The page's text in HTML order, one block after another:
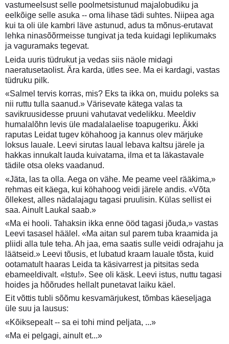
vastumeelsust selle poolmetsistunud majalobudiku ja
eelkõige selle asuka -- oma lihase tädi suhtes. Niipea aga
kui ta oli üle kambri läve astunud, adus ta mõnus-erutavat
lehka ninasõõrmeisse tungivat ja teda kuidagi leplikumaks
ja vaguramaks tegevat.
Leida uuris tüdrukut ja vedas siis näole midagi
naeratusetaolist. Ära karda, ütles see. Ma ei kardagi, vastas
tüdruku pilk.
«Salmel tervis korras, mis? Eks ta ikka on, muidu poleks sa
nii ruttu tulla saanud.» Värisevate kätega valas ta
savikruusidesse pruuni vahutavat vedelikku. Meeldiv
humalalõhn levis üle madalalaelise toapugeriku. Äkki
raputas Leidat tugev köhahoog ja kannus olev märjuke
loksus lauale. Leevi sirutas laual lebava kaltsu järele ja
hakkas innukalt lauda kuivatama, ilma et ta läkastavale
tädile otsa oleks vaadanud.
«Jäta, las ta olla. Aega on vähe. Me peame veel rääkima,»
rehmas eit käega, kui köhahoog veidi järele andis. «Võta
õllekest, alles nädalajagu tagasi pruulisin. Külas sellist ei
saa. Ainult Laukal saab.»
«Ma ei hooli. Tahaksin ikka enne ööd tagasi jõuda,» vastas
Leevi tasasel häälel. «Ma aitan sul parem tuba kraamida ja
pliidi alla tule teha. Ah jaa, ema saatis sulle veidi odrajahu ja
läätseid.» Leevi tõusis, et lubatud kraam lauale tõsta, kuid
ootamatult haaras Leida ta käsivarrest ja pitsitas seda
ebameeldivalt. «Istu!». See oli käsk. Leevi istus, nuttu tagasi
hoides ja hõõrudes hellalt punetavat laiku käel.
Eit võttis tubli sõõmu kesvamärjukest, tõmbas käeseljaga
üle suu ja lausus:
«Kõiksepealt -- sa ei tohi mind peljata, ...»
«Ma ei pelgagi, ainult et...»